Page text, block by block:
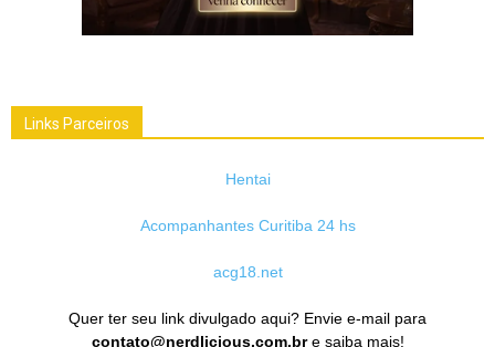
Links Parceiros
Hentai
Acompanhantes Curitiba 24 hs
acg18.net
Quer ter seu link divulgado aqui? Envie e-mail para
contato@nerdlicious.com.bre saiba mais!